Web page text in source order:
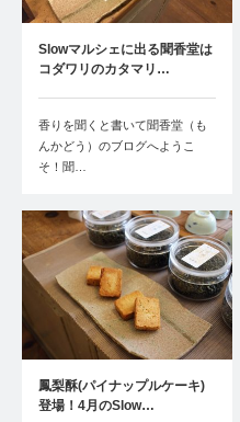
Slowマルシェに出る聞香堂は
コダワリのカタマリ…
香りを聞くと書いて聞香堂（も
んかどう）のブログへようこ
そ！聞…
鳳梨酥(パイナップルケーキ)
登場！4月のSlow…